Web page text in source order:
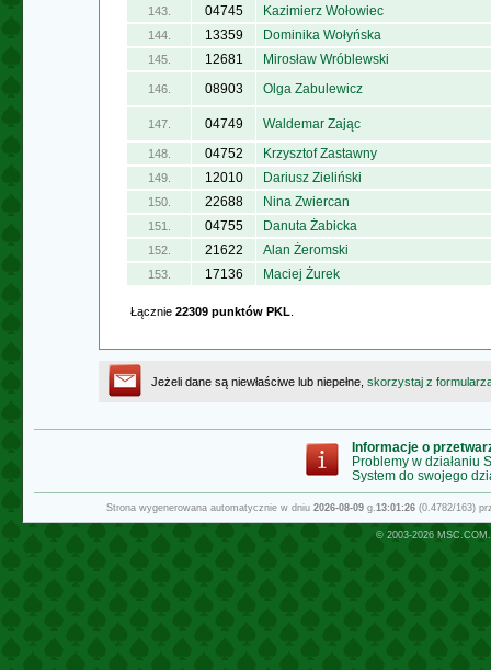
143. 04745 Kazimierz Wołowiec
144. 13359 Dominika Wołyńska
145. 12681 Mirosław Wróblewski
146. 08903 Olga Zabulewicz
147. 04749 Waldemar Zając
148. 04752 Krzysztof Zastawny
149. 12010 Dariusz Zieliński
150. 22688 Nina Zwiercan
151. 04755 Danuta Żabicka
152. 21622 Alan Żeromski
153. 17136 Maciej Żurek
Łącznie 22309 punktów PKL
Jeżeli dane są niewłaściwe lub niepełne, skorzystaj z
Informacje o
Problemy w działaniu
System do swojego
Strona wygenerowana automatycznie w dniu 2026-08-09g.13:01:26(0.4782/163)
© 2003-2026